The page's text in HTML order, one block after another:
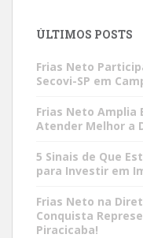
ÚLTIMOS POSTS
Frias Neto
Secovi-SP em
Frias Neto Amplia
Atender Melhor a
5 Sinais de Que
para Investir em
Frias Neto na
Conquista
Piracicaba!